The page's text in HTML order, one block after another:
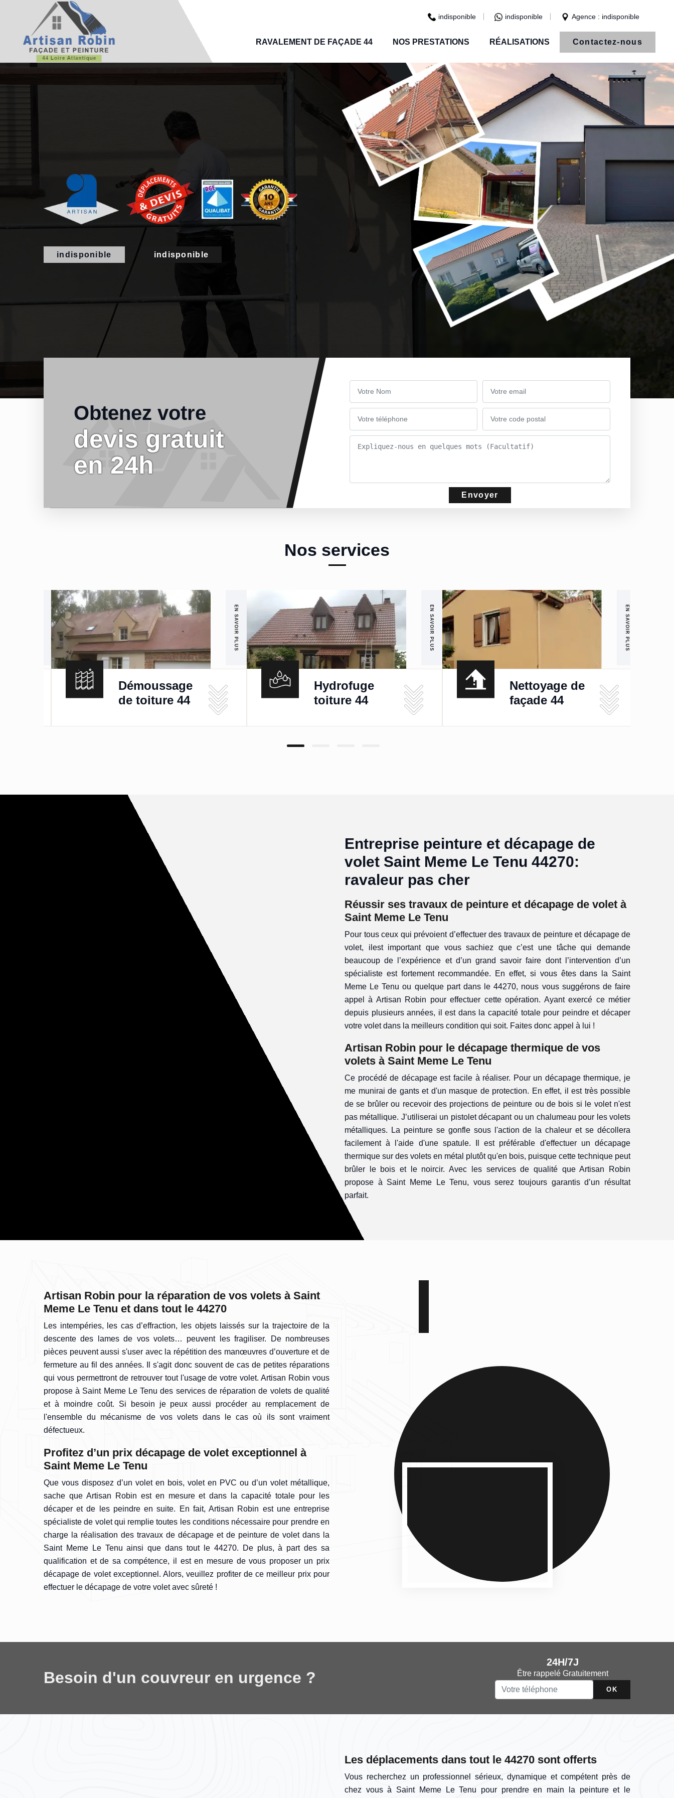
indisponible indisponible Agence : indisponible
RAVALEMENT DE FAÇADE 44 NOS PRESTATIONS RÉALISATIONS Contactez-nous
indisponible indisponible
Obtenez votre
devis gratuit
en 24h
Nos services
EN SAVOIR PLUS
Démoussage
de toiture 44
EN SAVOIR PLUS
Hydrofuge
toiture 44
EN SAVOIR PLUS
Nettoyage de
façade 44
Entreprise peinture et décapage de
volet Saint Meme Le Tenu 44270:
ravaleur pas cher
Réussir ses travaux de peinture et décapage de volet à
Saint Meme Le Tenu
Pour tous ceux qui prévoient d’effectuer des travaux de peinture et décapage de
volet, ilest important que vous sachiez que c’est une tâche qui demande
beaucoup de l’expérience et d’un grand savoir faire dont l’intervention d’un
spécialiste est fortement recommandée. En effet, si vous êtes dans la Saint
Meme Le Tenu ou quelque part dans le 44270, nous vous suggérons de faire
appel à Artisan Robin pour effectuer cette opération. Ayant exercé ce métier
depuis plusieurs années, il est dans la capacité totale pour peindre et décaper
votre volet dans la meilleurs condition qui soit. Faites donc appel à lui !
Artisan Robin pour le décapage thermique de vos
volets à Saint Meme Le Tenu
Ce procédé de décapage est facile à réaliser. Pour un décapage thermique, je
me munirai de gants et d'un masque de protection. En effet, il est très possible
de se brûler ou recevoir des projections de peinture ou de bois si le volet n'est
pas métallique. J’utiliserai un pistolet décapant ou un chalumeau pour les volets
métalliques. La peinture se gonfle sous l'action de la chaleur et se décollera
facilement à l'aide d'une spatule. Il est préférable d'effectuer un décapage
thermique sur des volets en métal plutôt qu'en bois, puisque cette technique peut
brûler le bois et le noircir. Avec les services de qualité que Artisan Robin
propose à Saint Meme Le Tenu, vous serez toujours garantis d’un résultat
parfait.
Artisan Robin pour la réparation de vos volets à Saint
Meme Le Tenu et dans tout le 44270
Les intempéries, les cas d’effraction, les objets laissés sur la trajectoire de la
descente des lames de vos volets… peuvent les fragiliser. De nombreuses
pièces peuvent aussi s'user avec la répétition des manœuvres d’ouverture et de
fermeture au fil des années. Il s'agit donc souvent de cas de petites réparations
qui vous permettront de retrouver tout l'usage de votre volet. Artisan Robin vous
propose à Saint Meme Le Tenu des services de réparation de volets de qualité
et à moindre coût. Si besoin je peux aussi procéder au remplacement de
l'ensemble du mécanisme de vos volets dans le cas où ils sont vraiment
défectueux.
Profitez d’un prix décapage de volet exceptionnel à
Saint Meme Le Tenu
Que vous disposez d’un volet en bois, volet en PVC ou d’un volet métallique,
sache que Artisan Robin est en mesure et dans la capacité totale pour les
décaper et de les peindre en suite. En fait, Artisan Robin est une entreprise
spécialiste de volet qui remplie toutes les conditions nécessaire pour prendre en
charge la réalisation des travaux de décapage et de peinture de volet dans la
Saint Meme Le Tenu ainsi que dans tout le 44270. De plus, à part des sa
qualification et de sa compétence, il est en mesure de vous proposer un prix
décapage de volet exceptionnel. Alors, veuillez profiter de ce meilleur prix pour
effectuer le décapage de votre volet avec sûreté !
Besoin d'un couvreur en urgence ?
24H/7J
Être rappelé Gratuitement
Les déplacements dans tout le 44270 sont offerts
Vous recherchez un professionnel sérieux, dynamique et compétent près de
chez vous à Saint Meme Le Tenu pour prendre en main la peinture et le